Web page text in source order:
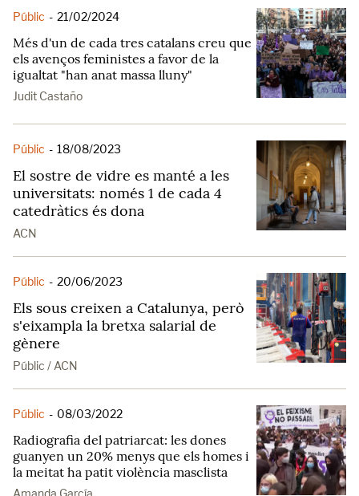
Públic - 21/02/2024
Més d'un de cada tres catalans creu que
els avenços feministes a favor de la
igualtat "han anat massa lluny"
Judit Castaño
Públic - 18/08/2023
El sostre de vidre es manté a les
universitats: només 1 de cada 4
catedràtics és dona
ACN
Públic - 20/06/2023
Els sous creixen a Catalunya, però
s'eixampla la bretxa salarial de
gènere
Públic / ACN
Públic - 08/03/2022
Radiografia del patriarcat: les dones
guanyen un 20% menys que els homes i
la meitat ha patit violència masclista
Amanda García